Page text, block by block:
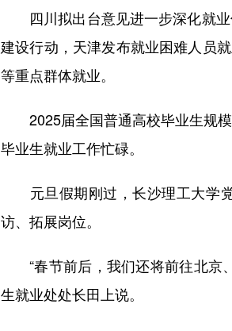
四川拟出台意见进一步深化就业
建设行动，天津发布就业困难人员
等重点群体就业。
2025届全国普通高校毕业生规模
毕业生就业工作忙碌。
元旦假期刚过，长沙理工大学党
访、拓展岗位。
“春节前后，我们还将前往北京、
生就业处处长田上说。